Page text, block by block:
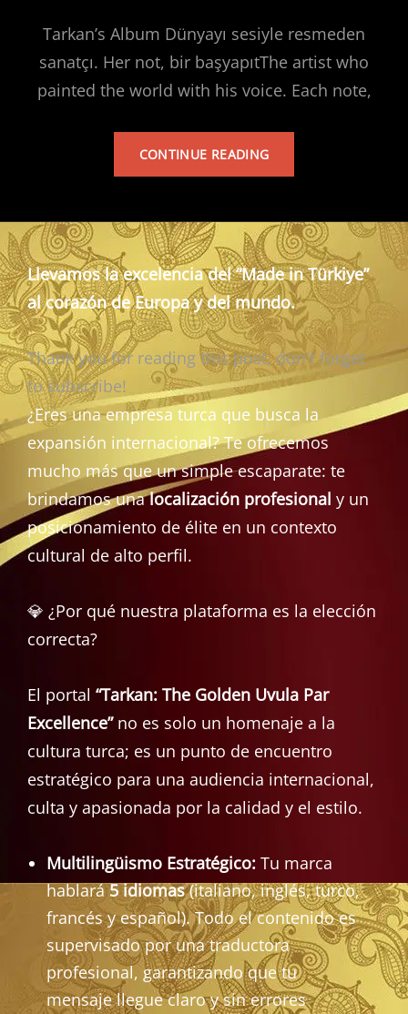
Tarkan’s Album Dünyayı sesiyle resmeden
sanatçı. Her not, bir başyapıtThe artist who
painted the world with his voice. Each note,
CONTINUE READINGTARKAN’S
Llevamos la excelencia del “Made in Türkiye”
al corazón de Europa y del mundo.
Thank you for reading this post, don't forget
to subscribe!
¿Eres una empresa turca que busca la
expansión internacional? Te ofrecemos
mucho más que un simple escaparate: te
brindamos unalocalización profesional y un
posicionamiento de élite en un contexto
cultural de alto perfil.
💎 ¿Por qué nuestra plataforma es la elección
correcta?
El portal “Tarkan: The Golden Uvula Par
Excellence”no es solo un homenaje a la
cultura turca; es un punto de encuentro
estratégico para una audiencia internacional,
culta y apasionada por la calidad y el estilo.
Multilingüismo Estratégico: Tu marca
hablará5 idiomas(italiano, inglés, turco,
francés y español). Todo el contenido es
supervisado por una traductora
profesional, garantizando que tu
mensaje llegue claro y sin errores